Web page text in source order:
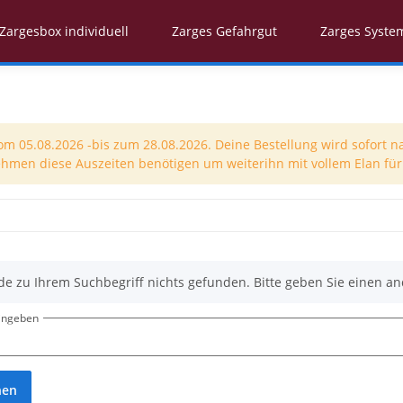
Zargesbox individuell Zarges Gefahrgut Zarges
05.08.2026 -bis zum 28.08.2026. Deine Bestellung wird sofort
diese Auszeiten benötigen um weiterihn mit vollem Elan
zu Ihrem Suchbegriff nichts gefunden. Bitte geben Sie einen